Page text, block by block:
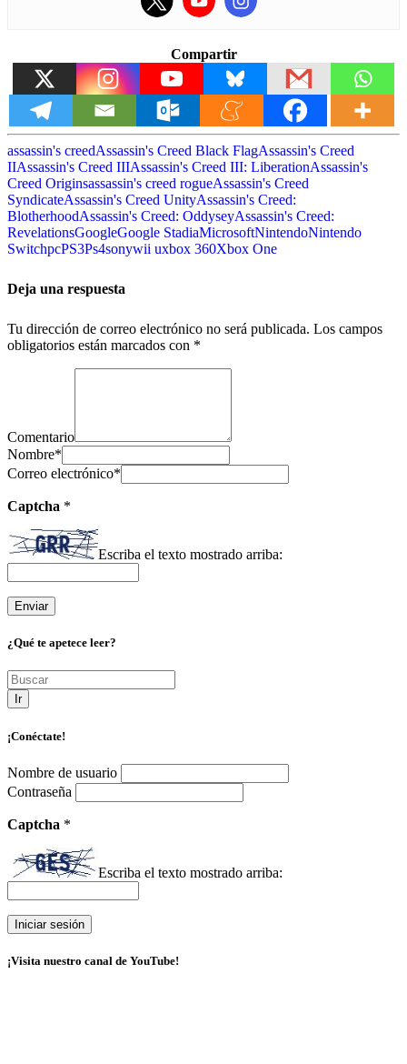
Compartir
assassin's creedAssassin's Creed Black FlagAssassin's Creed
IIAssassin's Creed IIIAssassin's Creed III: LiberationAssassin's
Creed Originsassassin's creed rogueAssassin's Creed
SyndicateAssassin's Creed UnityAssassin's Creed:
BlotherhoodAssassin's Creed: OddyseyAssassin's Creed:
RevelationsGoogleGoogle StadiaMicrosoftNintendoNintendo
SwitchpcPS3Ps4sonywii uxbox 360Xbox One
Deja una respuesta
Tu dirección de correo electrónico no será publicada. Los campos
obligatorios están marcados con *
Comentario
Nombre*
Correo electrónico*
Captcha *
Escriba el texto mostrado arriba:
¿Qué te apetece leer?
Ir
¡Conéctate!
Nombre de usuario
Contraseña
Captcha *
Escriba el texto mostrado arriba:
¡Visita nuestro canal de YouTube!